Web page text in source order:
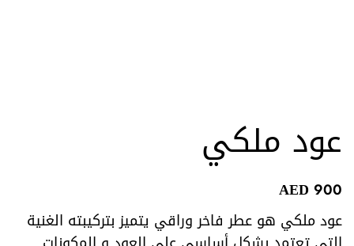
عود ملكي
AED 900
عود ملكي هو عطر فاخر وراقي يتميز بتركيبته الغنية